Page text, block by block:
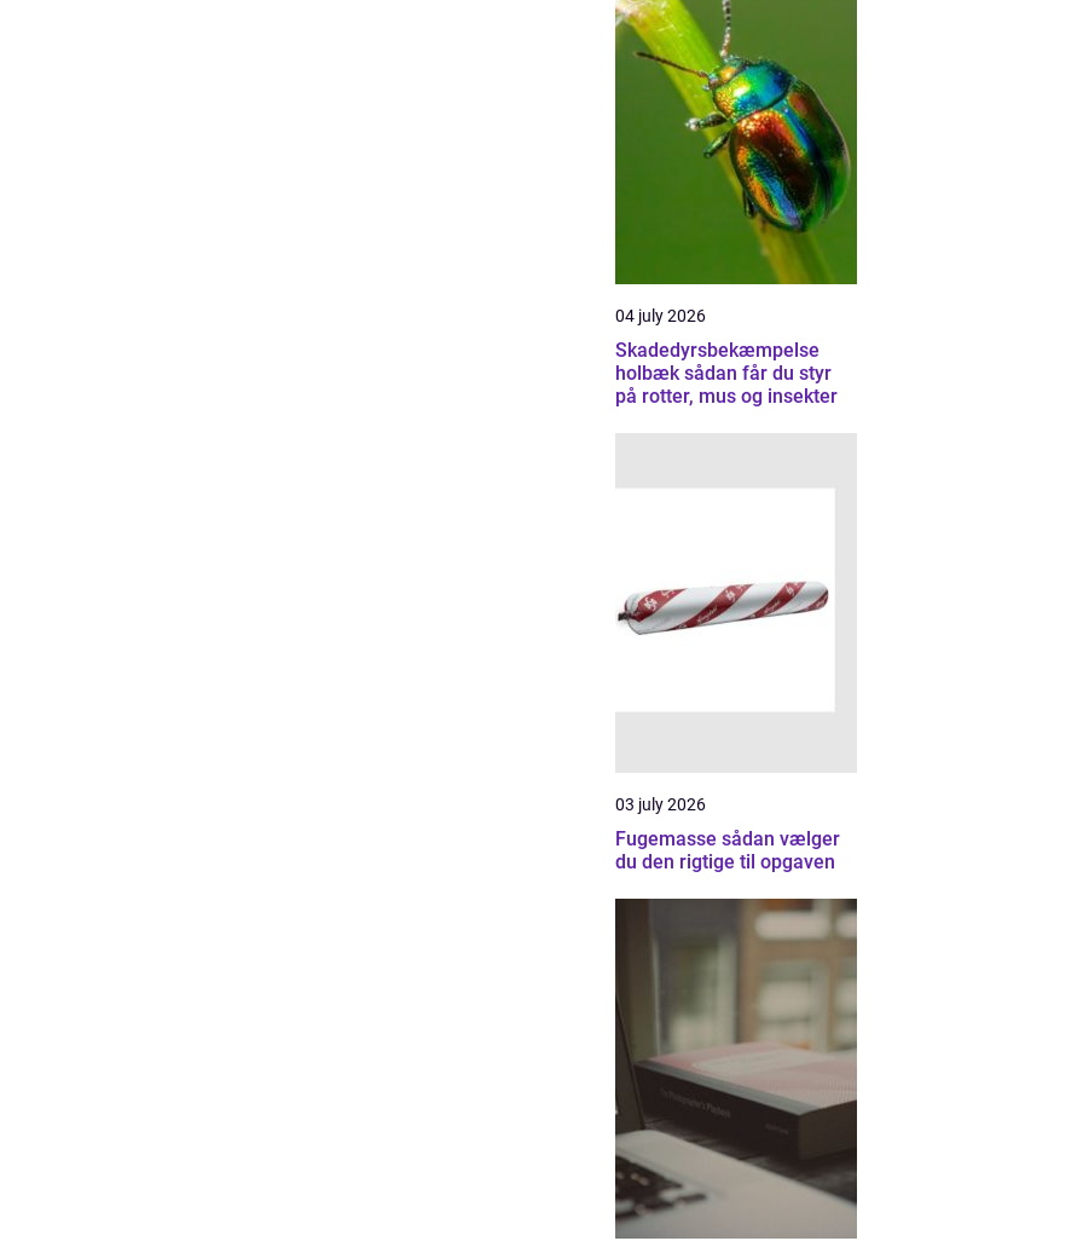
04 july 2026
Skadedyrsbekæmpelse
holbæk sådan får du styr
på rotter, mus og insekter
03 july 2026
Fugemasse sådan vælger
du den rigtige til opgaven